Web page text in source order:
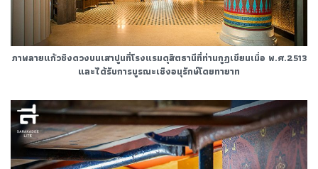
ภาพลายแก้วชิงดวงบนเสาปูนที่โรงแรมดุสิตธานีที่ท่านกูฏเขียนเมื่อ พ.ศ.2513
และได้รับการบูรณะเชิงอนุรักษ์โดยทายาท